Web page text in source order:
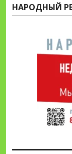
НАРОДНЫЙ